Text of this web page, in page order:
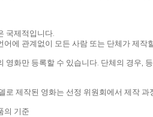
국제적입니다.
어에 관계없이 모든 사람 또는 단체가 제작
영화만 등록할 수 있습니다. 단체의 경우,
로 제작된 영화는 선정 위원회에서 제작
의 기준